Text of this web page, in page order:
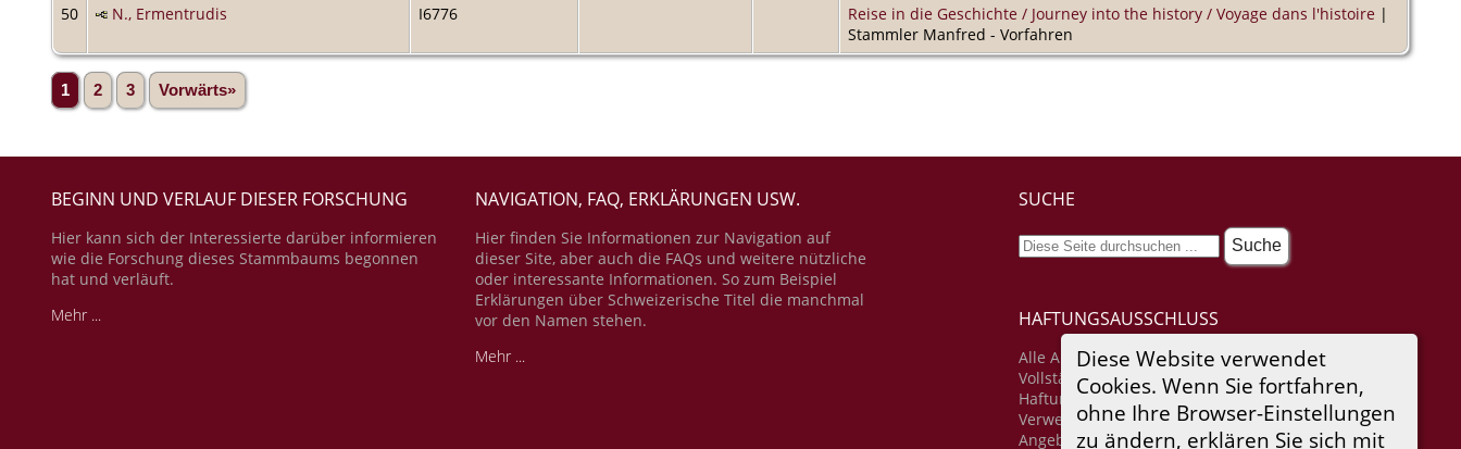
Diese Website verwendet
Cookies. Wenn Sie fortfahren,
ohne Ihre Browser-Einstellungen
zu ändern, erklären Sie sich mit
50
N., Ermentrudis I6776 Reise in die Geschichte / Journey into the history / Voyage dans l'histoire |
Stammler Manfred - Vorfahren
1 2 3 Vorwärts»
BEGINN UND VERLAUF DIESER FORSCHUNG
Hier kann sich der Interessierte darüber informieren
wie die Forschung dieses Stammbaums begonnen
hat und verläuft.
Mehr ...
NAVIGATION, FAQ, ERKLÄRUNGEN USW.
Hier finden Sie Informationen zur Navigation auf
dieser Site, aber auch die FAQs und weitere nützliche
oder interessante Informationen. So zum Beispiel
Erklärungen über Schweizerische Titel die manchmal
vor den Namen stehen.
Mehr ...
SUCHE
HAFTUNGSAUSSCHLUSS
Alle Angaben erfolgen ohne Gewähr für
Vollständigkeit oder Richtigkeit. Es wird keine
Haftung übernommen für Schäden durch die
Verwendung von Informationen aus diesem Online-
Angebot oder durch das Fehlen von Informationen.